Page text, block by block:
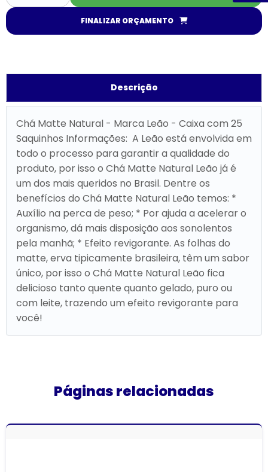
FINALIZAR ORÇAMENTO
Descrição
Chá Matte Natural - Marca Leão - Caixa com 25
Saquinhos Informações: A Leão está envolvida em
todo o processo para garantir a qualidade do
produto, por isso o Chá Matte Natural Leão já é
um dos mais queridos no Brasil. Dentre os
benefícios do Chá Matte Natural Leão temos: *
Auxílio na perca de peso; * Por ajuda a acelerar o
organismo, dá mais disposição aos sonolentos
pela manhã; * Efeito revigorante. As folhas do
matte, erva tipicamente brasileira, têm um sabor
único, por isso o Chá Matte Natural Leão fica
delicioso tanto quente quanto gelado, puro ou
com leite, trazendo um efeito revigorante para
você!
Páginas relacionadas